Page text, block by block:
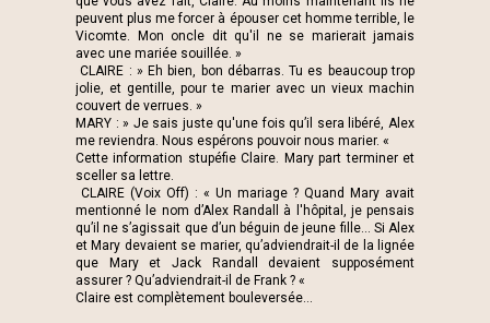
peuvent plus me forcer à épouser cet homme terrible, le
Vicomte. Mon oncle dit qu'il ne se marierait jamais
avec une mariée souillée. »
CLAIRE : » Eh bien, bon débarras. Tu es beaucoup trop
jolie, et gentille, pour te marier avec un vieux machin
couvert de verrues. »
MARY : » Je sais juste qu'une fois qu’il sera libéré, Alex
me reviendra. Nous espérons pouvoir nous marier. «
Cette information stupéfie Claire. Mary part terminer et
sceller sa lettre.
CLAIRE (Voix Off) : « Un mariage ? Quand Mary avait
mentionné le nom d’Alex Randall à l'hôpital, je pensais
qu’il ne s’agissait que d’un béguin de jeune fille... Si Alex
et Mary devaient se marier, qu’adviendrait-il de la lignée
que Mary et Jack Randall devaient supposément
assurer ? Qu’adviendrait-il de Frank ? «
Claire est complètement bouleversée…